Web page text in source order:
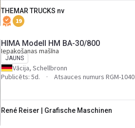
THEMAR TRUCKS nv
19
HIMA Modell HM BA-30/800
Iepakošanas mašīna
JAUNS
Vācija, Schellbronn
Publicēts: 5d.
Atsauces numurs RGM-1040
René Reiser | Grafische Maschinen